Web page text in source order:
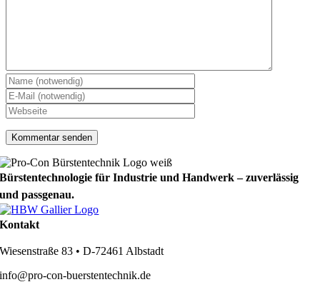
Bürstentechnologie für Industrie und Handwerk – zuverlässig
und passgenau.
Kontakt
Wiesenstraße 83 • D-72461 Albstadt
info@pro-con-buerstentechnik.de